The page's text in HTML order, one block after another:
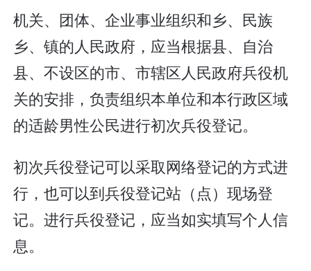
机关、团体、企业事业组织和乡、民族
乡、镇的人民政府，应当根据县、自治
县、不设区的市、市辖区人民政府兵役机
关的安排，负责组织本单位和本行政区域
的适龄男性公民进行初次兵役登记。
初次兵役登记可以采取网络登记的方式进
行，也可以到兵役登记站（点）现场登
记。进行兵役登记，应当如实填写个人信
息。